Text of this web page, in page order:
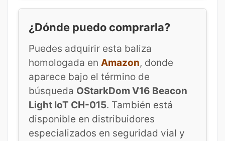
¿Dónde puedo comprarla?
Puedes adquirir esta baliza
homologada en Amazon, donde
aparece bajo el término de
búsqueda OStarkDom V16 Beacon
Light IoT CH-015. También está
disponible en distribuidores
especializados en seguridad vial y